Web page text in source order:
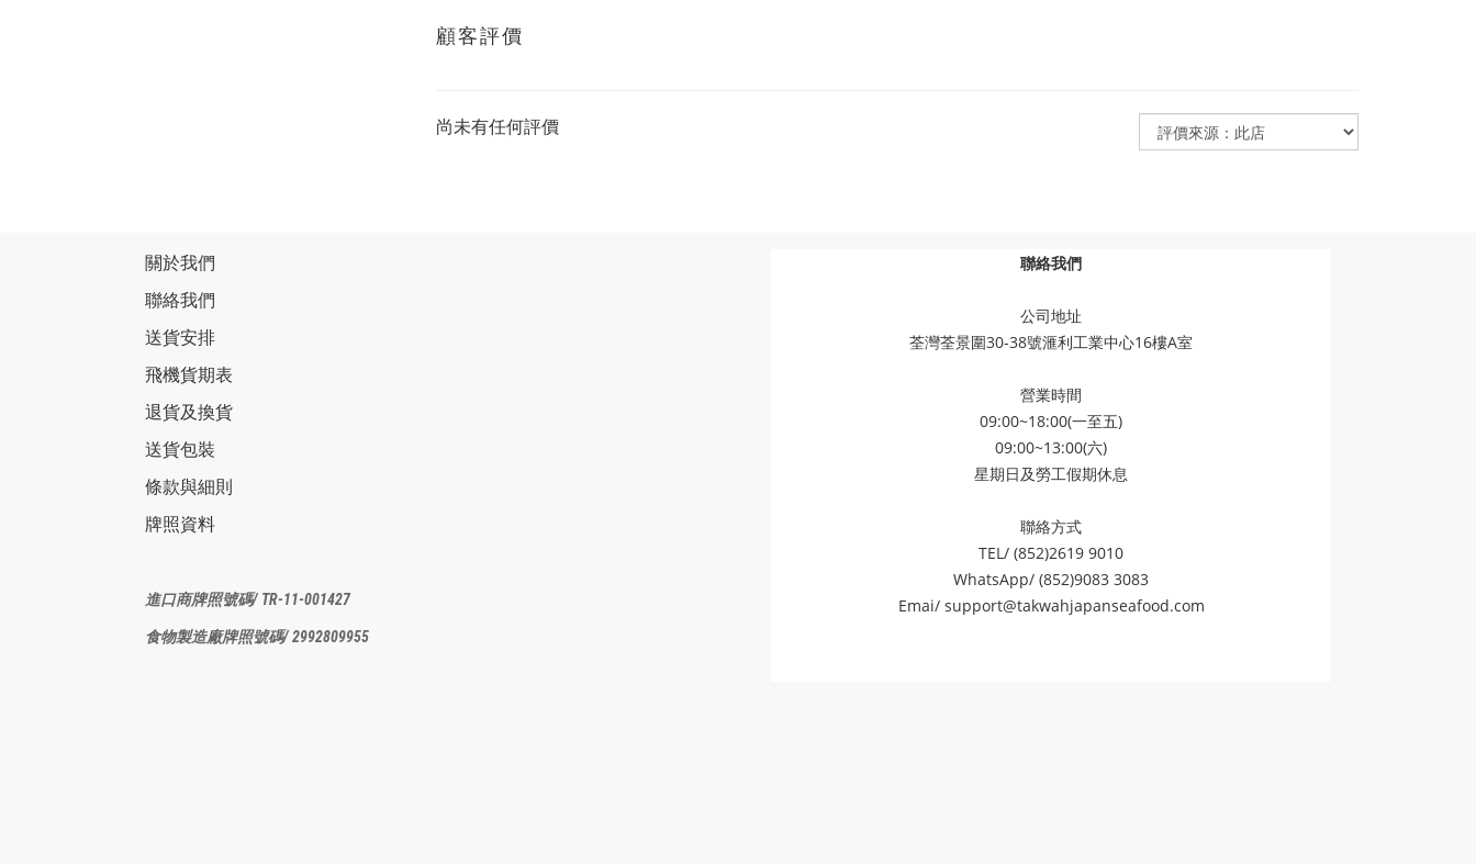
顧客評價
尚未有任何評價
關於我們
聯絡我們
送貨安排
飛機貨期表
退貨及換貨
送貨包裝
條款與細則
牌照資料
進口商牌照號碼/ TR-11-001427
食物製造廠牌照號碼/ 2992809955
聯絡我們
公司地址
荃灣荃景圍30-38號滙利工業中心16樓A室
營業時間
09:00~18:00(一至五)
09:00~13:00(六)
星期日及勞工假期休息
聯絡方式
TEL/ (852)2619 9010
WhatsApp/ (852)9083 3083
Emai/ support@takwahjapanseafood.com